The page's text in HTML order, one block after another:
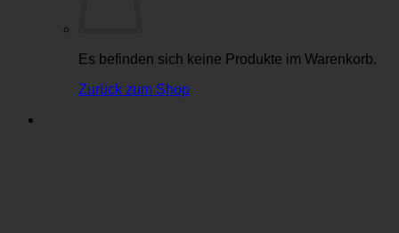
Es befinden sich keine Produkte im Warenkorb.
Zurück zum Shop